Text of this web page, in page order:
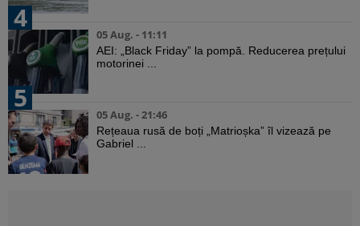
4
05 Aug. - 11:11
AEI: „Black Friday” la pompă. Reducerea prețului
motorinei ...
5
05 Aug. - 21:46
Rețeaua rusă de boți „Matrioșka” îl vizează pe
Gabriel ...